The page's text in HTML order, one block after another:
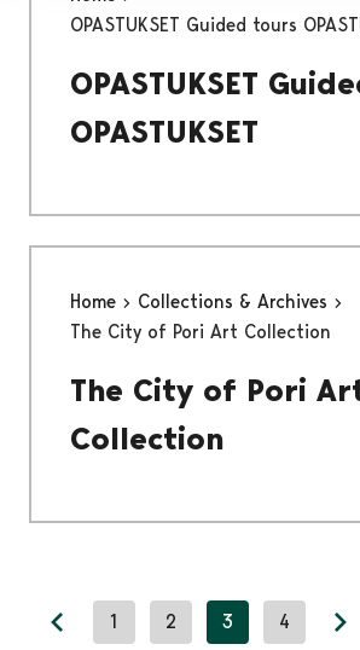
OPASTUKSET Guided tours
OPASTUKSET
OPASTUKSET
Home
Collections & Archives
The City of Pori Art Collection
The City of Pori
Collection
Previous page
1 2 3 4